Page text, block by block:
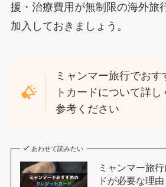
援・治療費用が無制限の海外旅
加入しておきましょう。
ミャンマー旅行でおす
トカードについて詳
参考ください
あわせて読みたい
ミャンマー旅
ドが必要な理